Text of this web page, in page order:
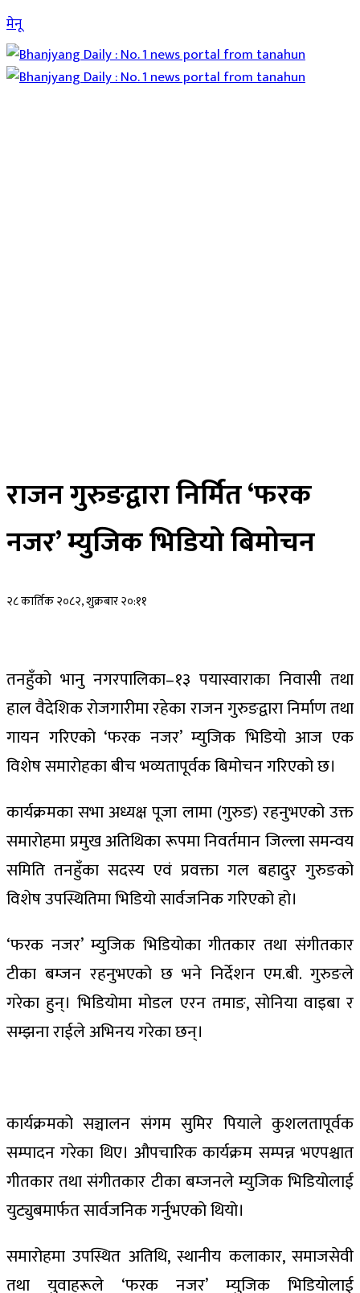
मेनू
राजन गुरुङद्वारा निर्मित ‘फरक
नजर’ म्युजिक भिडियो बिमोचन
२८ कार्तिक २०८२, शुक्रबार २०:११
तनहुँको भानु नगरपालिका–१३ पयास्वाराका निवासी तथा
हाल वैदेशिक रोजगारीमा रहेका राजन गुरुङद्वारा निर्माण तथा
गायन गरिएको ‘फरक नजर’ म्युजिक भिडियो आज एक
विशेष समारोहका बीच भव्यतापूर्वक बिमोचन गरिएको छ।
कार्यक्रमका सभा अध्यक्ष पूजा लामा (गुरुङ) रहनुभएको उक्त
समारोहमा प्रमुख अतिथिका रूपमा निवर्तमान जिल्ला समन्वय
समिति तनहुँका सदस्य एवं प्रवक्ता गल बहादुर गुरुङको
विशेष उपस्थितिमा भिडियो सार्वजनिक गरिएको हो।
‘फरक नजर’ म्युजिक भिडियोका गीतकार तथा संगीतकार
टीका बम्जन रहनुभएको छ भने निर्देशन एम.बी. गुरुङले
गरेका हुन्। भिडियोमा मोडल एरन तमाङ, सोनिया वाइबा र
सम्झना राईले अभिनय गरेका छन्।
कार्यक्रमको सञ्चालन संगम सुमिर पियाले कुशलतापूर्वक
सम्पादन गरेका थिए। औपचारिक कार्यक्रम सम्पन्न भएपश्चात
गीतकार तथा संगीतकार टीका बम्जनले म्युजिक भिडियोलाई
युट्युबमार्फत सार्वजनिक गर्नुभएको थियो।
समारोहमा उपस्थित अतिथि, स्थानीय कलाकार, समाजसेवी
तथा युवाहरूले ‘फरक नजर’ म्युजिक भिडियोलाई